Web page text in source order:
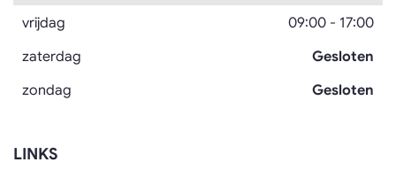
vrijdag
09:00 - 17:00
zaterdag
Gesloten
zondag
Gesloten
LINKS